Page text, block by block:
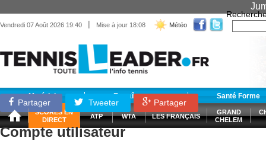
Vendredi 07 Août 2026 19:40 | Mise à jour 18:08 Météo
Matériel Entraînement Santé Forme
SCORES EN
DIRECT
ATP WTA LES FRANÇAIS
GRAND
CHELEM
Partager Tweeter Partager
Compte utilisateur